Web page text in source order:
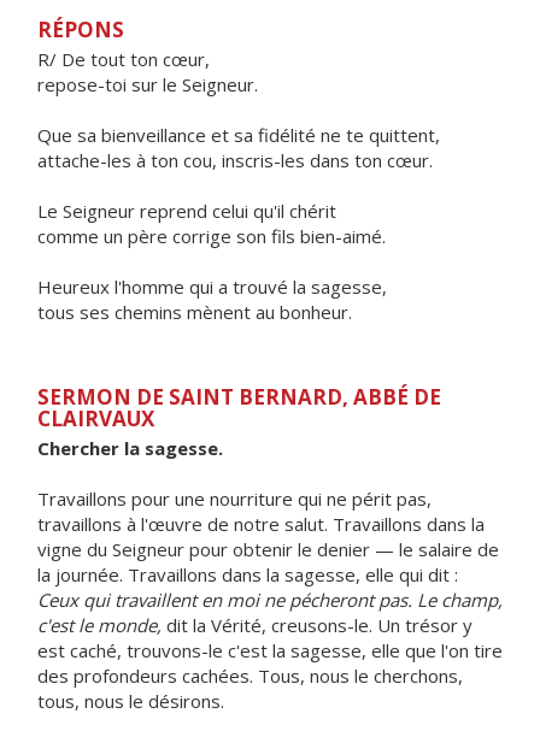
RÉPONS
R/ De tout ton cœur,
repose-toi sur le Seigneur.
Que sa bienveillance et sa fidélité ne te quittent,
attache-les à ton cou, inscris-les dans ton cœur.
Le Seigneur reprend celui qu'il chérit
comme un père corrige son fils bien-aimé.
Heureux l'homme qui a trouvé la sagesse,
tous ses chemins mènent au bonheur.
SERMON DE SAINT BERNARD, ABBÉ DE
CLAIRVAUX
Chercher la sagesse.
Travaillons pour une nourriture qui ne périt pas,
travaillons à l'œuvre de notre salut. Travaillons dans la
vigne du Seigneur pour obtenir le denier — le salaire de
la journée. Travaillons dans la sagesse, elle qui dit :
Ceux qui travaillent en moi ne pécheront pas. Le champ,
c'est le monde, dit la Vérité, creusons-le. Un trésor y
est caché, trouvons-le c'est la sagesse, elle que l'on tire
des profondeurs cachées. Tous, nous le cherchons,
tous, nous le désirons.